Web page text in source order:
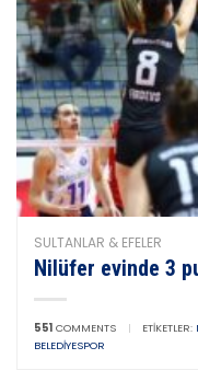
SULTANLAR & EFELER
Nilüfer evinde 3
551 COMMENTS | ETIKETLER:
BELEDIYESPOR